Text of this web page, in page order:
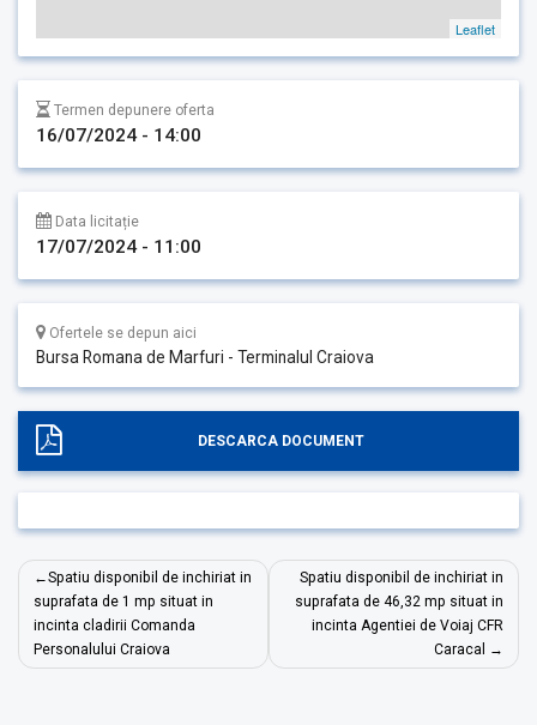
Leaflet
Termen depunere oferta
16/07/2024 - 14:00
Data licitație
17/07/2024 - 11:00
Ofertele se depun aici
Bursa Romana de Marfuri - Terminalul Craiova
DESCARCA DOCUMENT
Navigare
în
articole
Spatiu disponibil de inchiriat in
suprafata de 1 mp situat in
incinta cladirii Comanda
Personalului Craiova
Spatiu disponibil de inchiriat in
suprafata de 46,32 mp situat in
incinta Agentiei de Voiaj CFR
Caracal